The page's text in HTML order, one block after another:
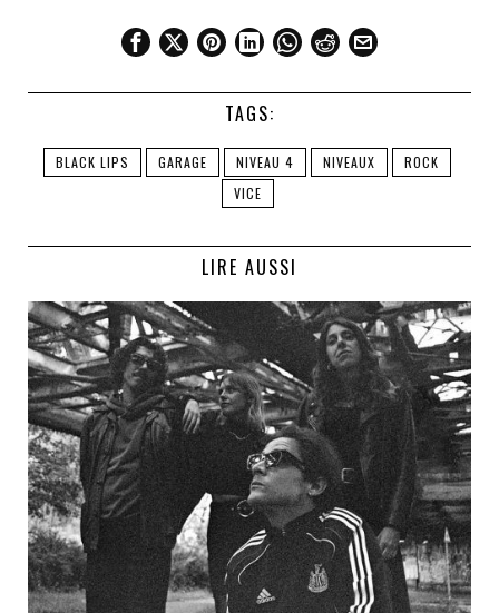
TAGS:
BLACK LIPS GARAGE NIVEAU 4 NIVEAUX
ROCK
VICE
LIRE AUSSI